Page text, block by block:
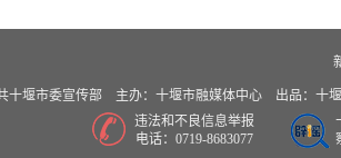
十堰市委宣传部 主办：十堰市融媒体中心 出品：
违法和不良信息举报
电话：0719-8683077